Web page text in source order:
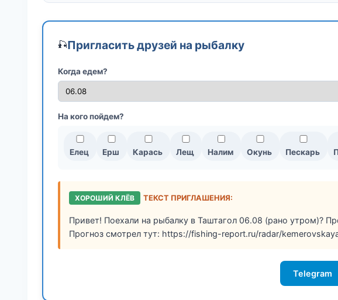
🎣Пригласить друзей на рыбалку
Когда едем?
На кого пойдем?
Елец Ерш Карась Лещ Налим Окунь Пескарь
ХОРОШИЙ КЛЁВ ТЕКСТ ПРИГЛАШЕНИЯ:
Привет! Поехали на рыбалку в Таштагол 06.08 (рано утром)?
Прогноз смотрел тут: https://fishing-report.ru/radar/
Telegram